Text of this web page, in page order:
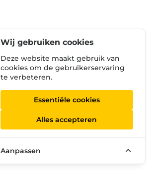
Wij gebruiken cookies
Deze website maakt gebruik van
cookies om de gebruikerservaring
te verbeteren.
Essentiële cookies
Alles accepteren
Aanpassen